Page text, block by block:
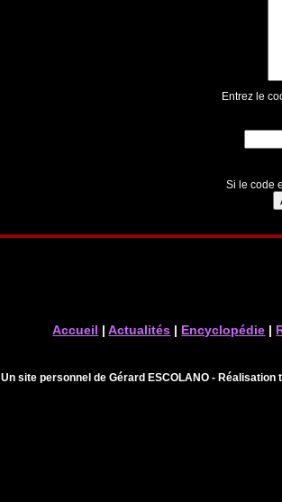
Entrez le
Si le code
Accueil |Actualités | Encyclopédie |
Un site personnel de Gérard ESCOLANO -